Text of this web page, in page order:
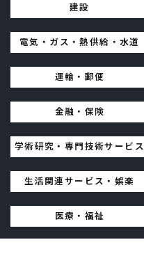
建設
電気・ガス・熱供給・水道
運輸・郵便
金融・保険
学術研究・専門技術サービス
生活関連サービス・娯楽
医療・福祉